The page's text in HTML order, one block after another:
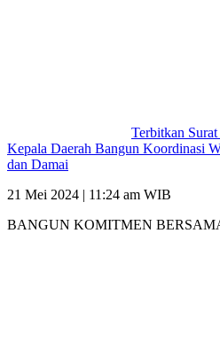
Terbitkan
Kepala Daerah Bangun Koordinasi
dan Damai
21 Mei 2024 | 11:24 am WIB
BANGUN KOMITMEN